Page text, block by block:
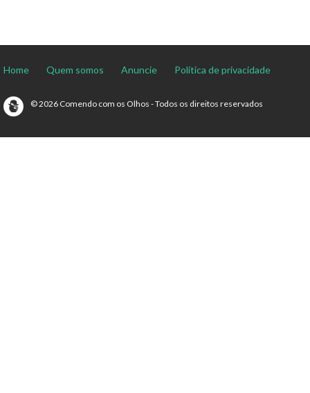
Home Quem somos Anuncie Política de privacidade
© 2026 Comendo com os Olhos - Todos os direitos reservados